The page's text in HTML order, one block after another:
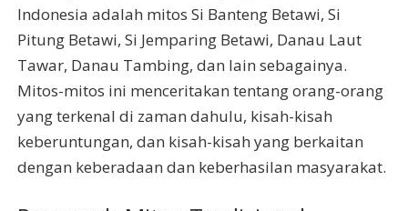
Indonesia adalah mitos Si Banteng Betawi, Si
Pitung Betawi, Si Jemparing Betawi, Danau Laut
Tawar, Danau Tambing, dan lain sebagainya.
Mitos-mitos ini menceritakan tentang orang-orang
yang terkenal di zaman dahulu, kisah-kisah
keberuntungan, dan kisah-kisah yang berkaitan
dengan keberadaan dan keberhasilan masyarakat.